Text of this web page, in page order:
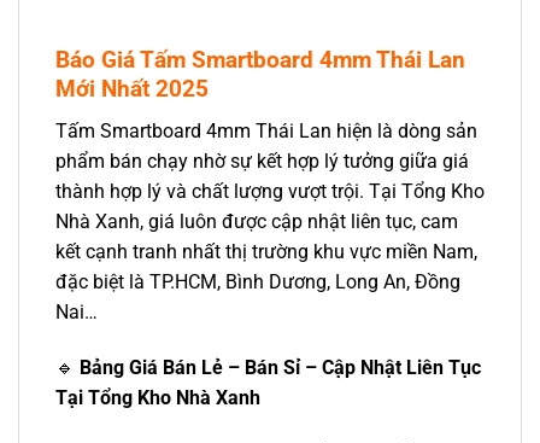
Báo Giá Tấm Smartboard 4mm Thái Lan
Mới Nhất 2025
Tấm Smartboard 4mm Thái Lan hiện là dòng sản
phẩm bán chạy nhờ sự kết hợp lý tưởng giữa giá
thành hợp lý và chất lượng vượt trội. Tại Tổng Kho
Nhà Xanh, giá luôn được cập nhật liên tục, cam
kết cạnh tranh nhất thị trường khu vực miền Nam,
đặc biệt là TP.HCM, Bình Dương, Long An, Đồng
Nai…
🔹 Bảng Giá Bán Lẻ – Bán Sỉ – Cập Nhật Liên Tục
Tại Tổng Kho Nhà Xanh